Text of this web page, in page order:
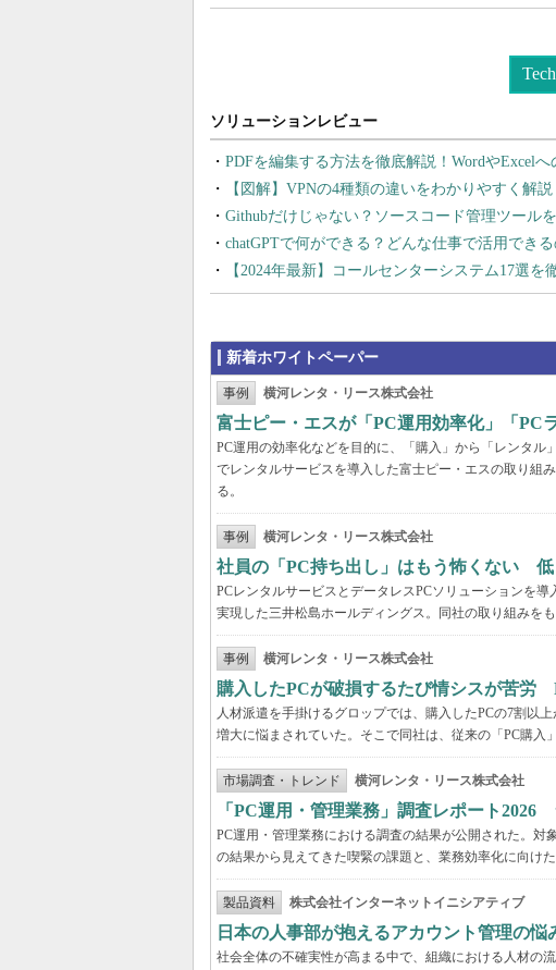
PDFを編集する方法を徹底解説！WordやExcel
【図解】VPNの4種類の違いをわかりやすく解
Githubだけじゃない？ソースコード管理ツール
chatGPTで何ができる？どんな仕事で活用でき
【2024年最新】コールセンターシステム17選
新着ホワイトペーパー
事例 横河レンタ・リース株式会社
富士ピー・エスが「PC運用効率化」「PC
PC運用の効率化などを目的に、「購入」から「レンタル
でレンタルサービスを導入した富士ピー・エスの取り組
る。
事例 横河レンタ・リース株式会社
社員の「PC持ち出し」はもう怖くない
PCレンタルサービスとデータレスPCソリューションを
実現した三井松島ホールディングス。同社の取り組みを
事例 横河レンタ・リース株式会社
購入したPCが破損するたび情シスが苦労
人材派遣を手掛けるグロップでは、購入したPCの7割以
増大に悩まされていた。そこで同社は、従来の「PC購入
市場調査・トレンド 横河レンタ・リース株式会社
「PC運用・管理業務」調査レポート
PC運用・管理業務における調査の結果が公開された。対
の結果から見えてきた喫緊の課題と、業務効率化に向け
製品資料 株式会社インターネットイニシアティブ
日本の人事部が抱えるアカウント管理の
社会全体の不確実性が高まる中で、組織における人材の